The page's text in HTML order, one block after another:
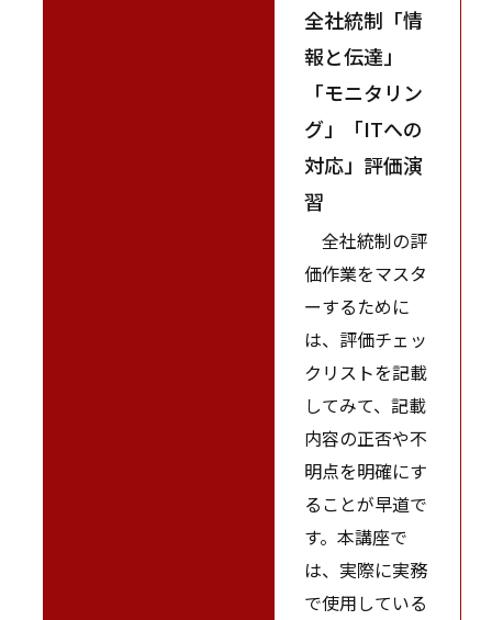
全社統制「情
報と伝達」
「モニタリン
グ」「ITへの
対応」評価演
習
全社統制の評
価作業をマスタ
ーするために
は、評価チェッ
クリストを記載
してみて、記載
内容の正否や不
明点を明確にす
ることが早道で
す。本講座で
は、実際に実務
で使用している